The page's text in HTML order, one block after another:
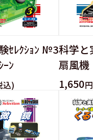
ｾﾚｸｼｮﾝ №3
ｰﾝ
込)
科学
扇風機
1,650